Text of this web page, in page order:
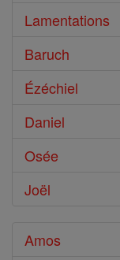
Lamentations
Baruch
Ézéchiel
Daniel
Osée
Joël
Amos